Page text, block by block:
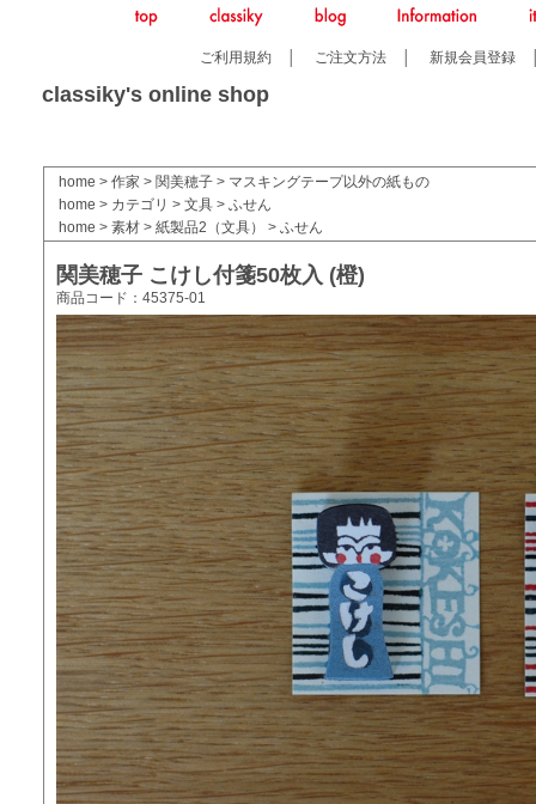
ご利用規約 ご注文方法 新規会員登録
classiky's online shop
home > 作家 > 関美穂子 > マスキングテープ以外の紙もの
home > カテゴリ > 文具 > ふせん
home > 素材 > 紙製品2（文具） > ふせん
関美穂子 こけし付箋50枚入 (橙)
商品コード：45375-01